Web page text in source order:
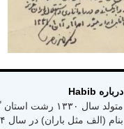
درباره Habib
بنام (الف مثل باران) در سال ۱۳۸۴ در ایران توسط انتشارات شاعر امروز.